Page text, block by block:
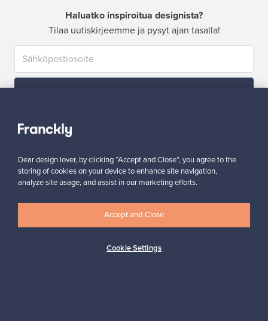
Haluatko inspiroitua designista?
Tilaa uutiskirjeemme ja pysyt ajan tasalla!
Aitoa designia Turvalliset maksut
Dear design lover, by clicking “Accept and Close”, you agree to the
storing of cookies on your device to enhance site navigation,
analyze site usage, and assist in our marketing efforts.
Cookie Settings
Accept and Close